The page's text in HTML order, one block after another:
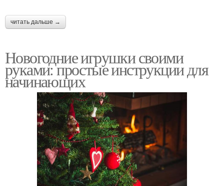
читать дальше →
Новогодние игрушки своими
руками: простые инструкции для
начинающих